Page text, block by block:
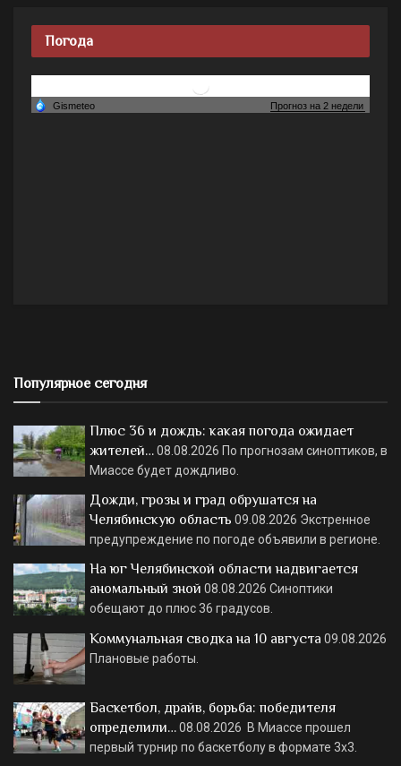
Погода
Популярное сегодня
Плюс 36 и дождь: какая погода ожидает
жителей…08.08.2026 По прогнозам синоптиков, в
Миассе будет дождливо.
Дожди, грозы и град обрушатся на
Челябинскую область 09.08.2026 Экстренное
предупреждение по погоде объявили в регионе.
На юг Челябинской области надвигается
аномальный зной 08.08.2026 Синоптики
обещают до плюс 36 градусов.
Коммунальная сводка на 10 августа 09.08.2026
Плановые работы.
Баскетбол, драйв, борьба: победителя
определили…08.08.2026 В Миассе прошел
первый турнир по баскетболу в формате 3х3.